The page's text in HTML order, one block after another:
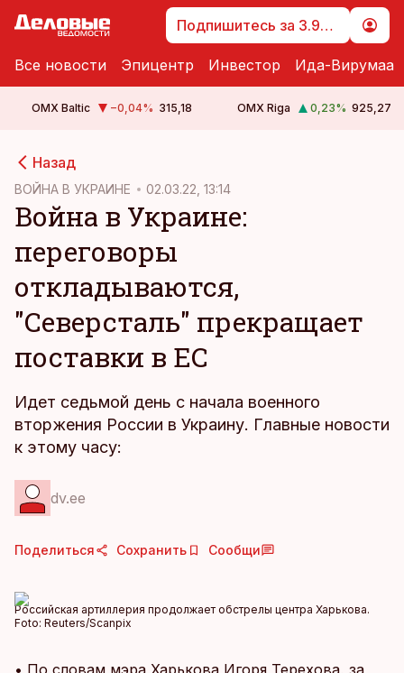
Подпишитесь за 3.99 €
Все новости Эпицентр Инвестор Ида-Вирумаа
OMX Baltic −0,04% 315,18 OMX Riga 0,23% 925,27
Назад
ВОЙНА В УКРАИНЕ 02.03.22, 13:14
Война в Украине:
переговоры
откладываются,
"Северсталь" прекращает
поставки в ЕС
Идет седьмой день с начала военного
вторжения России в Украину. Главные новости
к этому часу:
dv.ee
Поделиться Сохранить Сообщи
Российская артиллерия продолжает обстрелы центра Харькова.
Foto: Reuters/Scanpix
• По словам мэра Харькова Игоря Терехова, за